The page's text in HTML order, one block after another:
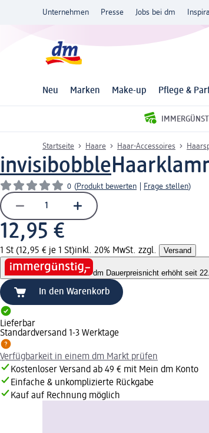
Unternehmen Presse Jobs bei dm
Neu Marken Make-up Pflege &
Startseite Haare Haar-Accessoires
invisibobble
0 (Produkt bewerten Frage stellen)
12,95 €
1 St (12,95 € je 1 St)inkl. 20% MwSt. zzgl. Versand
dm Dauerpreisnicht erhöht seit
In den Warenkorb
Lieferbar
Standardversand 1-3 Werktage
Verfügbarkeit in einem dm Markt prüfen
Kostenloser Versand ab 49 € mit Mein dm Konto
Einfache & unkomplizierte Rückgabe
Kauf auf Rechnung möglich